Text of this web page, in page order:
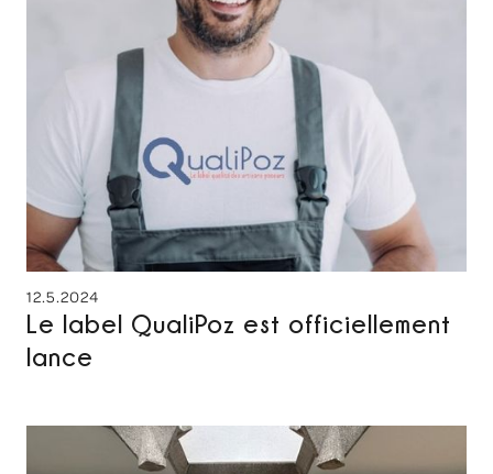
12.5.2024
Le label QualiPoz est officiellement
lance